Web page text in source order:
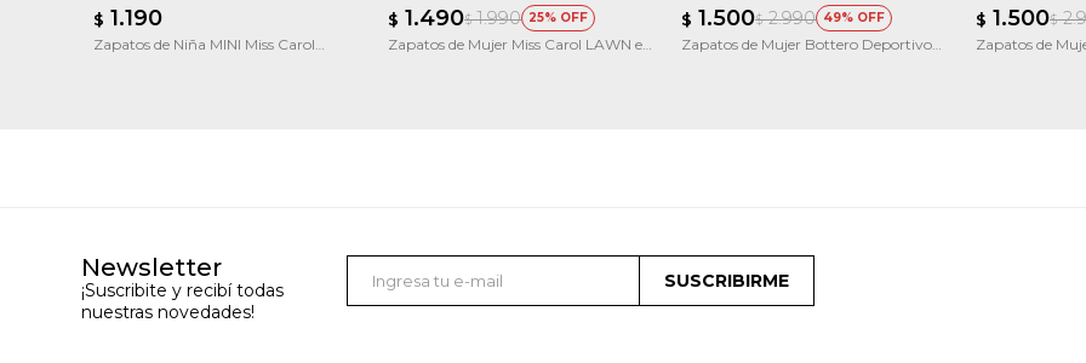
$ 1.190
Zapatos de Niña MINI Miss Carol
$ 1.490$ 1.990 25
Zapatos de Mujer Miss Carol LAWN en
$ 1.500$ 2.990 49
Zapatos de Mujer Bottero Deportivo
$ 1.500$
Zapatos de
Newsletter
¡Suscribite y recibí todas
nuestras novedades!
SUSCRIBIRME